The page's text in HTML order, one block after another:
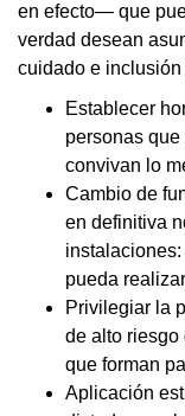
en efecto— que
verdad desean
cuidado e inclusión
Establecer
personas
convivan lo
Cambio de
en definitiva
pueda
Privilegiar la
de alto riesgo
que forman
Aplicación